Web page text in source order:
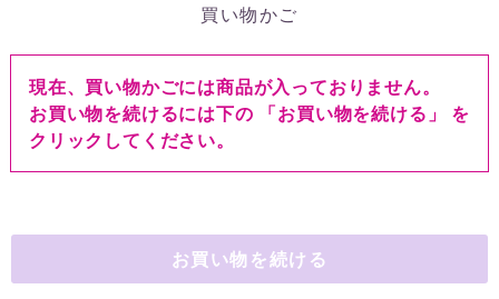
買い物かご
現在、買い物かごには商品が入っておりません。
お買い物を続けるには下の 「お買い物を続ける」 を
クリックしてください。